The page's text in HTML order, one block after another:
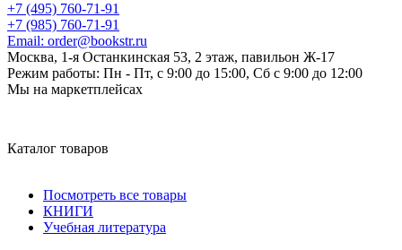
+7 (495) 760-71-91
+7 (985) 760-71-91
Email: order@bookstr.ru
Москва, 1-я Останкинская 53, 2 этаж, павильон Ж-17
Режим работы: Пн - Пт, с 9:00 до 15:00, Сб с 9:00 до 12:00
Мы на маркетплейсах
Каталог товаров
Посмотреть все товары
КНИГИ
Учебная литература